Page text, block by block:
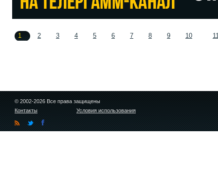
1 2 3 4 5 6 7 8 9 10
© 2002-2026 Все права защищены
Контакты
Условия использования